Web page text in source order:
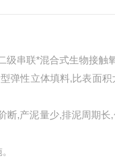
串联*混合式生物接触
弹性立体填料,比表面
,产泥量少,排泥周期长,